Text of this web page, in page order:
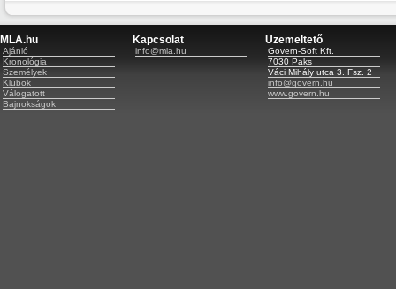
MLA.hu
Ajánló
Kronológia
Személyek
Klubok
Válogatott
Bajnokságok
Kapcsolat
info@mla.hu
Üzemeltető
Govern-Soft Kft.
7030 Paks
Váci Mihály utca 3. Fsz. 2
info@govern.hu
www.govern.hu